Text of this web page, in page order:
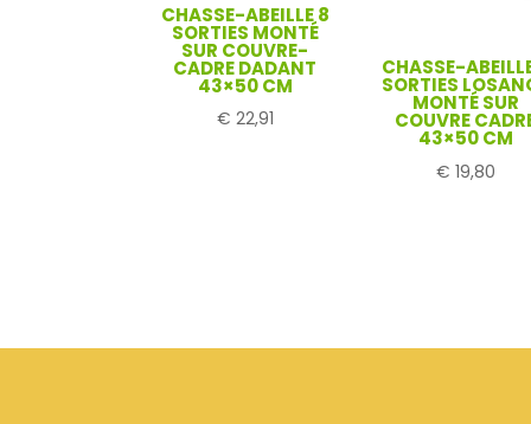
CHASSE-ABEILLE 8
SORTIES MONTÉ
SUR COUVRE-
CADRE DADANT
43×50 CM
€ 22,91
CHASSE-
SORTIES
MONTÉ SUR
COUVRE
43×50 CM
€ 19,80